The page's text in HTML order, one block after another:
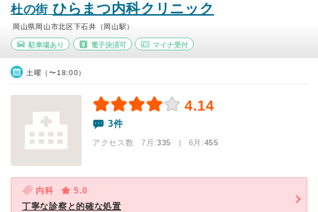
杜の街 ひらまつ内科クリニック
岡山県岡山市北区下石井（岡山駅）
駐車場あり 電子決済可 マイナ受付
土曜（〜18:00）
4.14
3件
アクセス数 7月:335 | 6月:455
内科
5.0
丁寧な診察と的確な処置